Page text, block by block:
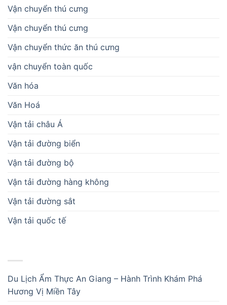
Vận chuyển thú cưng
Vận chuyển thú cưng
Vận chuyển thức ăn thú cưng
vận chuyển toàn quốc
Văn hóa
Văn Hoá
Vận tải châu Á
Vận tải đường biển
Vận tải đường bộ
Vận tải đường hàng không
Vận tải đường sắt
Vận tải quốc tế
Du Lịch Ẩm Thực An Giang – Hành Trình Khám Phá
Hương Vị Miền Tây